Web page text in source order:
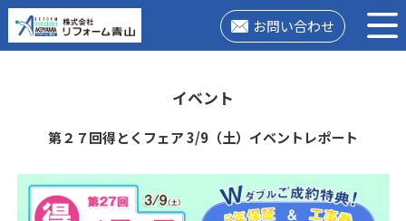
お問い合わせ
イベント
第２７回得とくフェア 3/9（土）イベントレポート